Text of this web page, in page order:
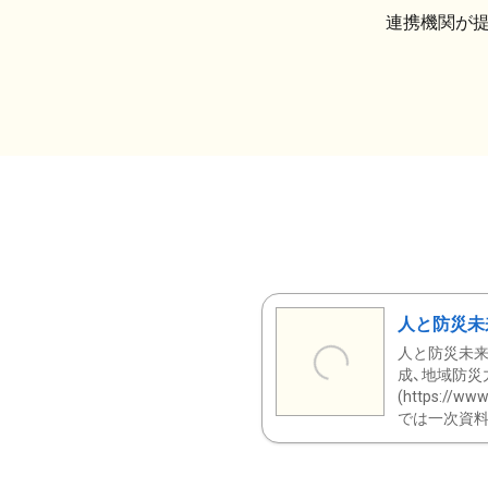
連携機関が
人と防災
人と防災未
成、地域防
(https://
では一次資料